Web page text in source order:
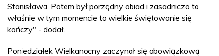
Stanisława. Potem był porządny obiad i zasadniczo to
właśnie w tym momencie to wielkie świętowanie się
kończy" - dodał.
Poniedziałek Wielkanocny zaczynał się obowiązkową